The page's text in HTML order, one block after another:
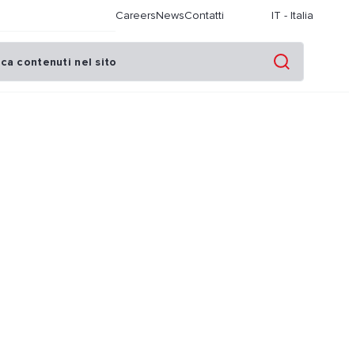
CareersNewsContatti IT - Italia